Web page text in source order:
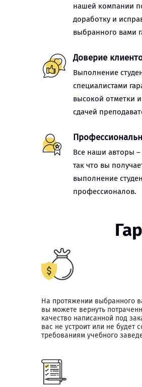
нашей компании
доработку и
выбранного вами
Доверие
Выполнение
специалистами
высокой отметки
сдачей
Все наши авторы –
так что вы
выполнение
профессионалов.
На протяжении выбранного
вы можете вернуть
качество написанной под
вас не устроит или не будет
требованиям учебного